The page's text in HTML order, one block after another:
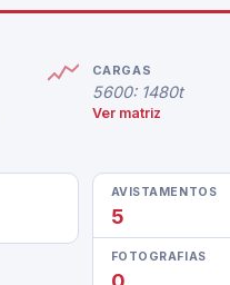
CARGAS
5600: 1480t
Ver matriz
AVISTAMENTOS
5
FOTOGRAFIAS
0